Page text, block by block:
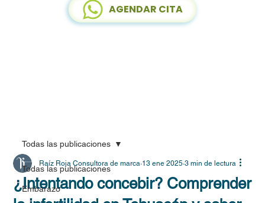
AGENDAR CITA
Todas las publicaciones
Embarazo
Todas las publicaciones
¿Intentando concebir? Comprender
Raíz Roja Consultora de marca 13 ene 2025 3 min de lectura